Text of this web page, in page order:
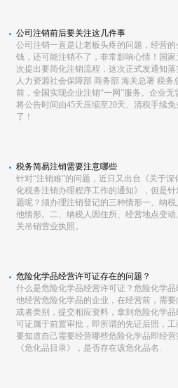
公司注销前后要关注这几件事
公司注销一直是让老板头疼的问题，经营
钱，还可能注销不了，非常影响心情！国
次提出要简化注销流程，这次正式发通知
人力资源社会保障部 商务部 海关总署 税务
前，全国实现企业注销“一网”服务。企业无
将公告时间由45天压缩至20天、清税手续
了！
税务简易注销需要注意哪些
针对“注销难”的问题，近日又出台《关于
化税务注销办理程序工作的通知》，但是
题呢？须办理注销登记的三种情形一、纳
他情形。二、纳税人因住所、经营地点变
关吊销营业执照。
危险化学品经营许可证存在的问题？ ​
什么是危险化学品经营许可证？危险化学
他经营危险化学品的企业，在经营前，需
或者类别，提交相应资料，拿到危险化学
可证属于前置审批，即所谓的先证后照，
要知道自己需要经营哪些危险化学品即经
《危化品目录》，是否存在该危化品名.